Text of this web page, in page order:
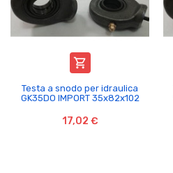

Testa a snodo per idraulica
GK35DO IMPORT 35x82x102
17,02 €